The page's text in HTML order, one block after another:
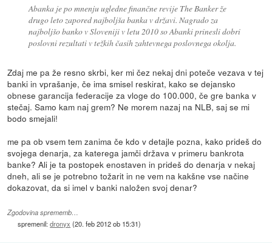
Abanka je po mnenju ugledne finančne revije The Banker že
drugo leto zapored najboljša banka v državi. Nagrado za
najboljšo banko v Sloveniji v letu 2010 so Abanki prinesli dobri
poslovni rezultati v težkih časih zahtevnega poslovnega okolja.
Zdaj me pa že resno skrbi, ker mi čez nekaj dni poteče vezava v tej
banki in vprašanje, če ima smisel reskirat, kako se dejansko
obnese garancija federacije za vloge do 100.000, če gre banka v
stečaj. Samo kam naj grem? Ne morem nazaj na NLB, saj se mi
bodo smejali!
me pa ob vsem tem zanima če kdo v detajle pozna, kako prideš do
svojega denarja, za katerega jamči država v primeru bankrota
banke? Ali je ta postopek enostaven in prideš do denarja v nekaj
dneh, ali se je potrebno tožarit in ne vem na kakšne vse načine
dokazovat, da si imel v banki naložen svoj denar?
Zgodovina sprememb…
spremenil:dronyx (20. feb 2012 ob 15:31)